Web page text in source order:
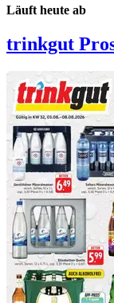
Läuft heute ab
trinkgut